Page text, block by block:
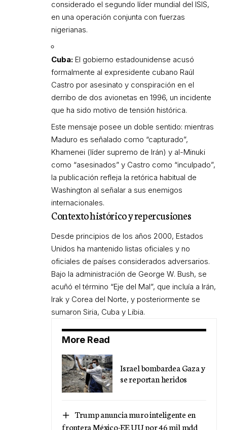
considerado el segundo líder mundial del ISIS,
en una operación conjunta con fuerzas
nigerianas.
Cuba: El gobierno estadounidense acusó
formalmente al expresidente cubano Raúl
Castro por asesinato y conspiración en el
derribo de dos avionetas en 1996, un incidente
que ha sido motivo de tensión histórica.
Este mensaje posee un doble sentido: mientras
Maduro es señalado como “capturado”,
Khamenei (líder supremo de Irán) y al-Minuki
como “asesinados” y Castro como “inculpado”,
la publicación refleja la retórica habitual de
Washington al señalar a sus enemigos
internacionales.
Contexto histórico y repercusiones
Desde principios de los años 2000, Estados
Unidos ha mantenido listas oficiales y no
oficiales de países considerados adversarios.
Bajo la administración de George W. Bush, se
acuñó el término “Eje del Mal”, que incluía a Irán,
Irak y Corea del Norte, y posteriormente se
sumaron Siria, Cuba y Libia.
More Read
Israel bombardea Gaza y
se reportan heridos
Trump anuncia muro inteligente en
frontera México-EE UU por 46 mil mdd